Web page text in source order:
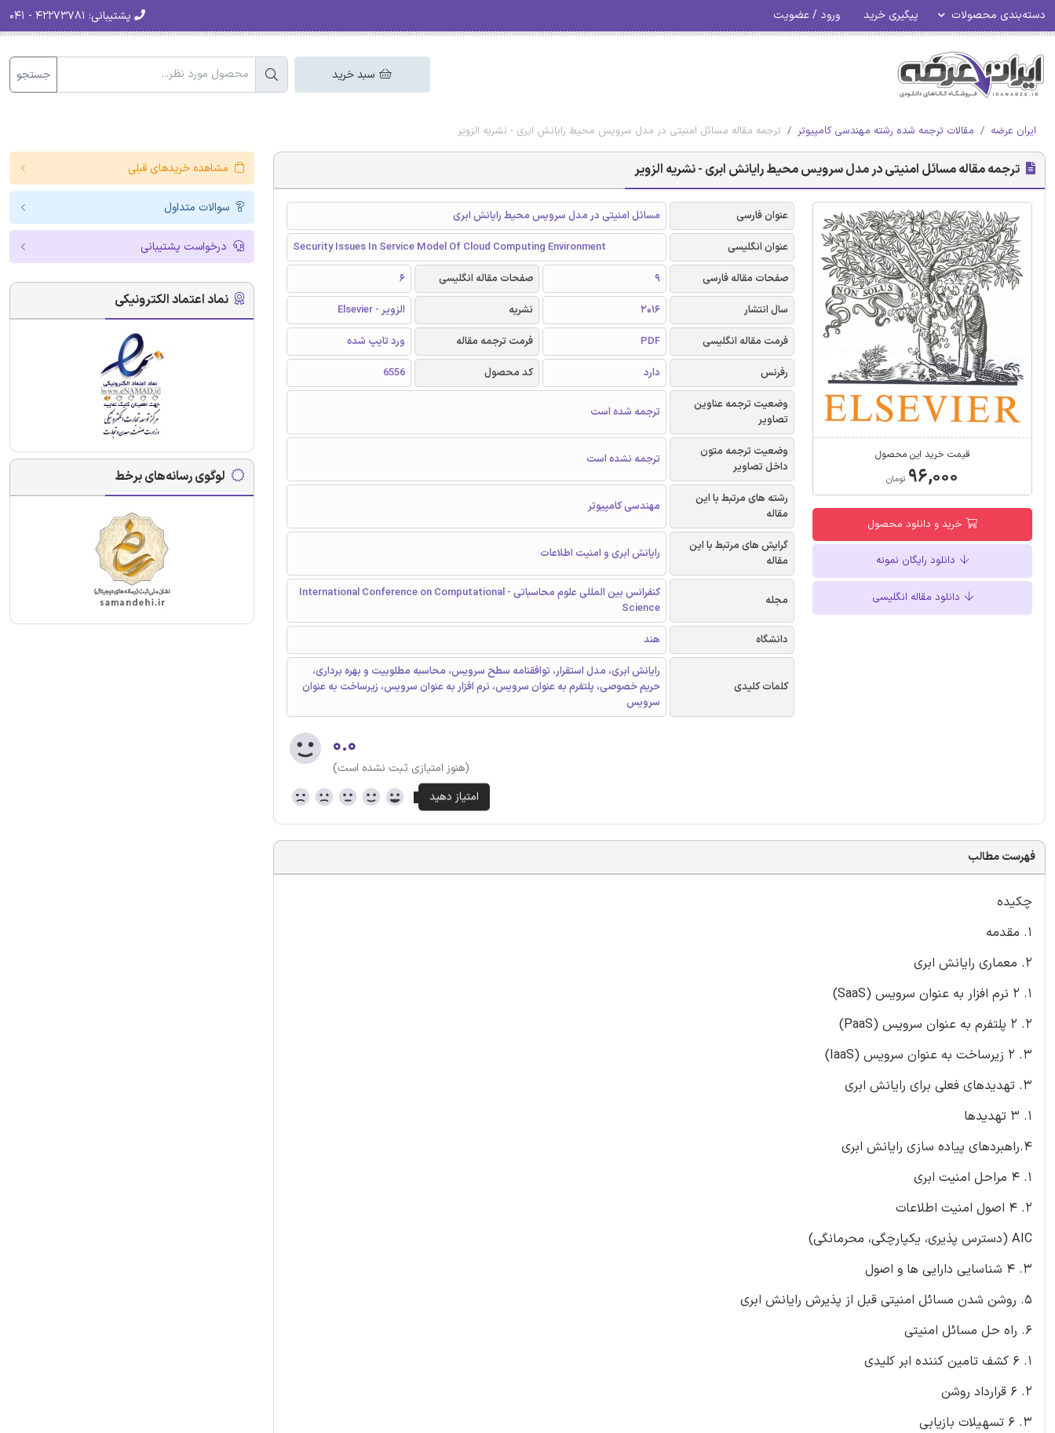
دسته‌بندی محصولات پیگیری خرید ورود / عضویت پشتیبانی:
سبد خرید جستجو
ایران عرضه مقالات ترجمه شده رشته مهندسی کامپیوتر ترجمه مقاله مسائل امنیتی در مدل سرویس محیط رایانش ابری - نشریه الزویر
ترجمه مقاله مسائل امنیتی در مدل سرویس محیط رایانش ابری - نشریه الزویر
قیمت خرید این محصول
۹۶,۰۰۰ تومان
خرید و دانلود محصول
دانلود رایگان نمونه
دانلود مقاله انگلیسی
عنوان فارسی
مسائل امنیتی در مدل سرویس محیط رایانش ابری
عنوان انگلیسی
Security Issues In Service Model Of Cloud Computing Environment
صفحات مقاله فارسی
9 صفحات مقاله انگلیسی
6
سال انتشار
2016 نشریه
الزویر - Elsevier
فرمت مقاله انگلیسی
PDF فرمت ترجمه مقاله
ورد تایپ شده
رفرنس
دارد کد محصول
6556
وضعیت ترجمه عناوین
تصاویر
ترجمه شده است
وضعیت ترجمه متون
داخل تصاویر
ترجمه نشده است
رشته های مرتبط با این
مقاله
مهندسی کامپیوتر
گرایش های مرتبط با این
مقاله
رایانش ابری و امنیت اطلاعات
مجله
کنفرانس بین المللی علوم محاسباتی - International Conference on Computational
Science
دانشگاه
هند
کلمات کلیدی
رایانش ابری، مدل استقرار، توافقنامه سطح سرویس، محاسبه مطلوبیت و بهره برداری،
حریم خصوصی، پلتفرم به عنوان سرویس، نرم افزار به عنوان سرویس، زیرساخت به عنوان
سرویس
۰.۰
(هنوز امتیازی ثبت نشده است)
فهرست مطالب
چکیده
1. مقدمه
2. معماری رایانش ابری
1. 2 نرم افزار به عنوان سرویس (SaaS)
2. 2 پلتفرم به عنوان سرویس (PaaS)
3. 2 زیرساخت به عنوان سرویس (IaaS)
3. تهدیدهای فعلی برای رایانش ابری
1. 3 تهدیدها
4.راهبردهای پیاده سازی رایانش ابری
1. 4 مراحل امنیت ابری
2. 4 اصول امنیت اطلاعات
AIC (دسترس پذیری، یکپارچگی، محرمانگی)
3. 4 شناسایی دارایی ها و اصول
5. روشن شدن مسائل امنیتی قبل از پذیرش رایانش ابری
6. راه حل مسائل امنیتی
1. 6 کشف تامین کننده ابر کلیدی
2. 6 قرارداد روشن
3. 6 تسهیلات بازیابی
مشاهده خریدهای قبلی
سوالات متداول
درخواست پشتیبانی
نماد اعتماد الکترونیکی
لوگوی رسانه‌های برخط